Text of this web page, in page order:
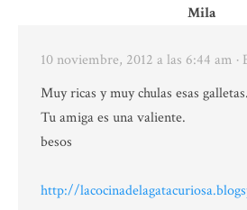
Mila
10 noviembre, 2012 a las 6:44 am ·
Muy ricas y muy chulas esas galletas.
Tu amiga es una valiente.
besos
http://